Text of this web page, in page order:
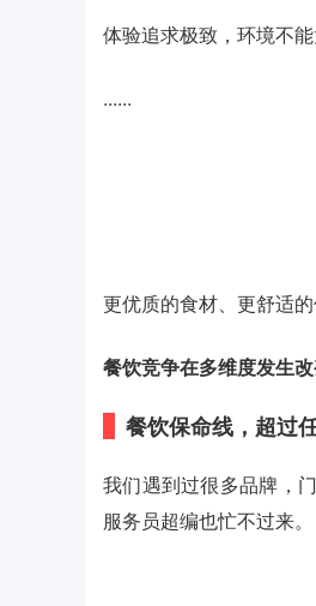
体验追求极致，环境不
......
更优质的食材、更舒适
餐饮竞争在多维度发生
餐饮保命线， 超过
我们遇到过很多品牌，
服务员超编也忙不过来。